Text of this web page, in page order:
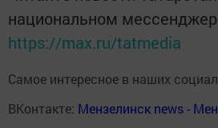
национальном
https://max.ru/tatmedia
Самое интересное в наших
ВКонтакте: Мензелинск news -